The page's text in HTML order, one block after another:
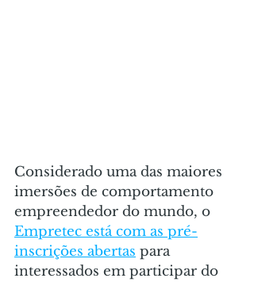
Considerado uma das maiores
imersões de comportamento
empreendedor do mundo, o
Empretec está com as pré-
inscrições abertas para
interessados em participar do